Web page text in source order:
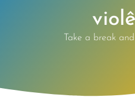
Take a break